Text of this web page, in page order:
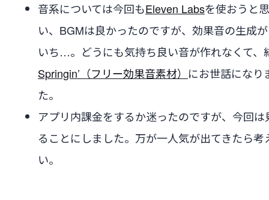
音系については今回もEleven Labsを使おうと思
い、BGMは良かったのですが、効果音の生成
いち…。どうにも気持ち良い音が作れなくて、
Springin’（フリー効果音素材） にお世話になり
た。
アプリ内課金をするか迷ったのですが、今回は
ることにしました。万が一人気が出てきたら考
い。